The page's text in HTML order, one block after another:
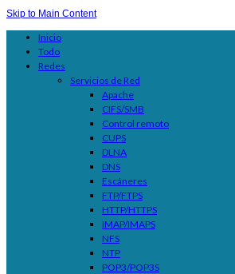
Skip to Main Content
Inicio
Todo
Redes
Servicios de Red
Apache
CIFS/SMB
Control remoto
CUPS
DLNA
DNS
Escáneres
FTP/FTPS
HTTP/HTTPS
IMAP/IMAPS
NFS
NTP
POP3/POP3S